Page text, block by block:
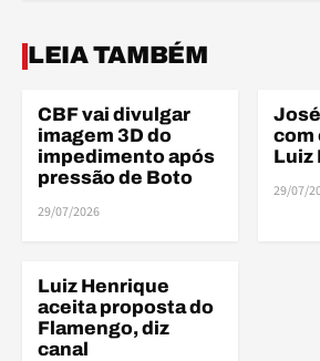
LEIA TAMBÉM
ARB
ARBITRAGEM
CBF vai divulgar
imagem 3D do
impedimento após
pressão de Boto
29/07/2026
ELENCO
com
Luiz
29/07/
ELE
ELENCO
Luiz Henrique
aceita proposta do
Flamengo, diz
canal